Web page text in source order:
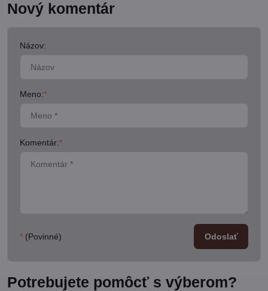
Nový komentár
Názov:
Meno:*
Komentár:*
* (Povinné) Odoslať
Potrebujete pomôcť s výberom?